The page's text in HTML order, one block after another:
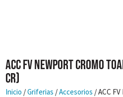
ACC FV NEWPORT CROMO
CR)
Inicio /Griferias /Accesorios / ACC